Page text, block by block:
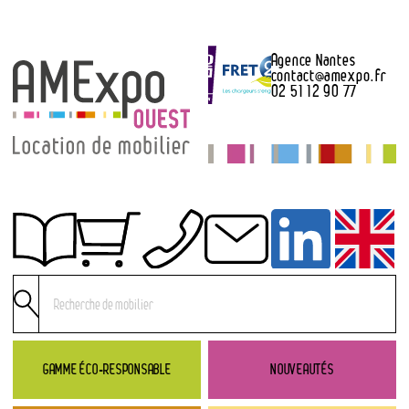
GAMME ÉCO-RESPONSABLE NOUVEAUTÉS
Agence Nantes
contact@amexpo.fr
02 51 12 90 77
Obtenir un devis
Conditions générales de location
Conditions de règlement
Contact